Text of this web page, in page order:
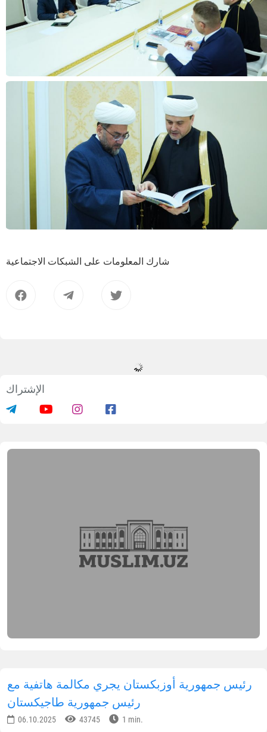
شارك المعلومات على الشبكات الاجتماعية
الإشتراك
رئيس جمهورية أوزبكستان يجري مكالمة هاتفية مع
رئيس جمهورية طاجيكستان
06.10.2025 43745 1 min.